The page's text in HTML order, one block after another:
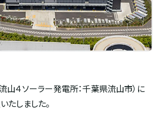
山４ソーラー発電所：千葉県流山市）に
たしました。